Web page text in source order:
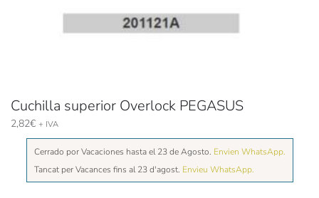
Cuchilla superior Overlock PEGASUS
2,82€ + IVA
Cerrado por Vacaciones hasta el 23 de Agosto. Envien WhatsApp.
Tancat per Vacances fins al 23 d'agost. Envieu WhatsApp.